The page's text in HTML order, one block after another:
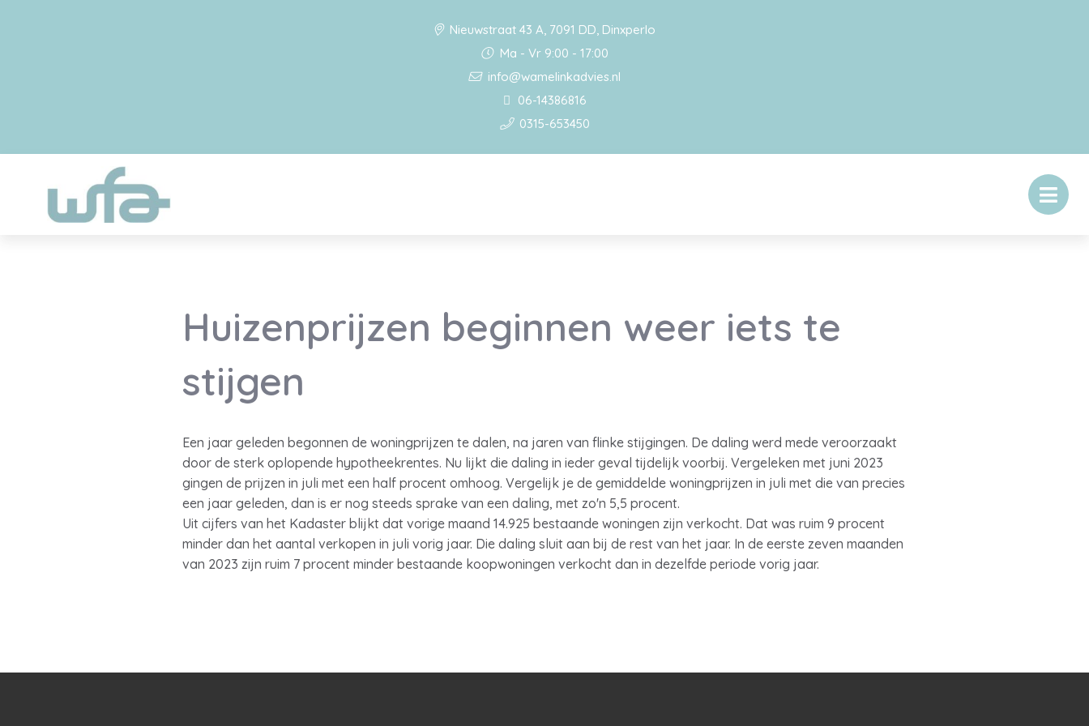
Nieuwstraat 43 A, 7091 DD, Dinxperlo
Ma - Vr 9:00 - 17:00
info@wamelinkadvies.nl
06-14386816
0315-653450
Huizenprijzen beginnen weer iets te
stijgen
Een jaar geleden begonnen de woningprijzen te dalen, na jaren van flinke stijgingen. De daling werd mede veroorzaakt
door de sterk oplopende hypotheekrentes. Nu lijkt die daling in ieder geval tijdelijk voorbij. Vergeleken met juni 2023
gingen de prijzen in juli met een half procent omhoog. Vergelijk je de gemiddelde woningprijzen in juli met die van precies
een jaar geleden, dan is er nog steeds sprake van een daling, met zo'n 5,5 procent.
Uit cijfers van het Kadaster blijkt dat vorige maand 14.925 bestaande woningen zijn verkocht. Dat was ruim 9 procent
minder dan het aantal verkopen in juli vorig jaar. Die daling sluit aan bij de rest van het jaar. In de eerste zeven maanden
van 2023 zijn ruim 7 procent minder bestaande koopwoningen verkocht dan in dezelfde periode vorig jaar.